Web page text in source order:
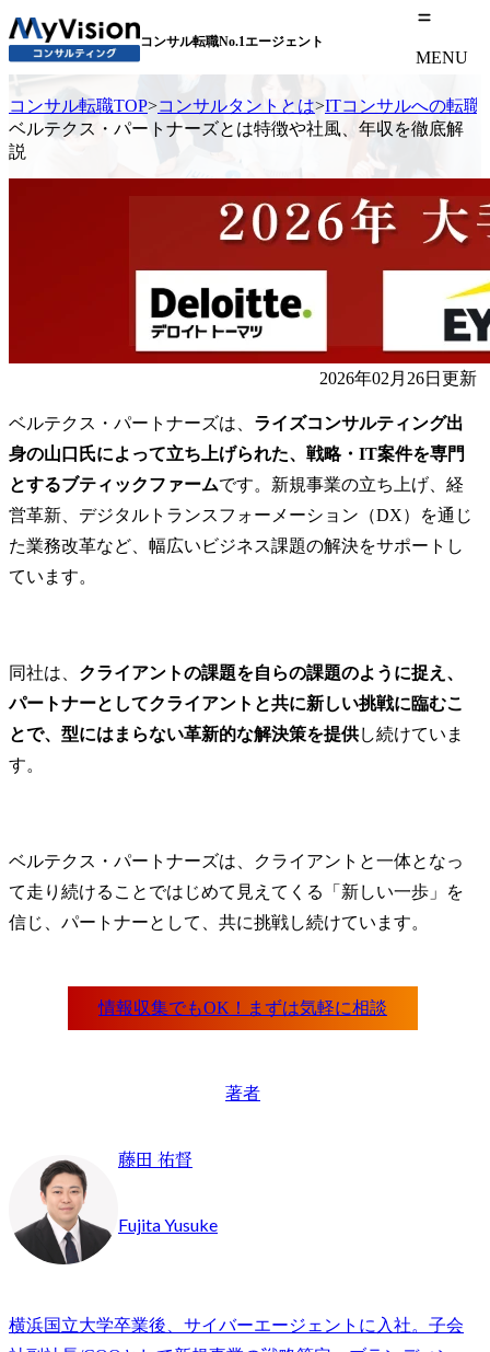
コンサル転職No.1エージェント
MENU
コンサル転職TOP>コンサルタントとは>ITコンサルへの転職
ベルテクス・パートナーズとは特徴や社風、年収を徹底解
説
2026年02月26日更新
ベルテクス・パートナーズは、 ライズコンサルティング出
身の山口氏によって立ち上げられた、戦略・IT案件を専門
とするブティックファームです。新規事業の立ち上げ、経
営革新、デジタルトランスフォーメーション（DX）を通じ
た業務改革など、幅広いビジネス課題の解決をサポートし
ています。
同社は、 クライアントの課題を自らの課題のように捉え、
パートナーとしてクライアントと共に新しい挑戦に臨むこ
とで、型にはまらない革新的な解決策を提供し続けていま
す。
ベルテクス・パートナーズは、クライアントと一体となっ
て走り続けることではじめて見えてくる「新しい一歩」を
信じ、パートナーとして、共に挑戦し続けています。
著者
藤田 祐督
Fujita Yusuke
横浜国立大学卒業後、サイバーエージェントに入社。子会